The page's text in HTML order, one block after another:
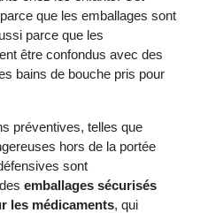
que les emballages sont
parce que les
être confondus avec des
bains de bouche pris pour
préventives, telles que
hors de la portée
sont
emballages sécurisés
les médicaments, qui